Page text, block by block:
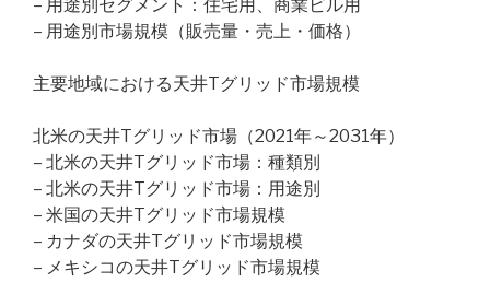
– 用途別セグメント：住宅用、商業ビル用
– 用途別市場規模（販売量・売上・価格）
主要地域における天井Tグリッド市場規模
北米の天井Tグリッド市場（2021年～2031年）
– 北米の天井Tグリッド市場：種類別
– 北米の天井Tグリッド市場：用途別
– 米国の天井Tグリッド市場規模
– カナダの天井Tグリッド市場規模
– メキシコの天井Tグリッド市場規模